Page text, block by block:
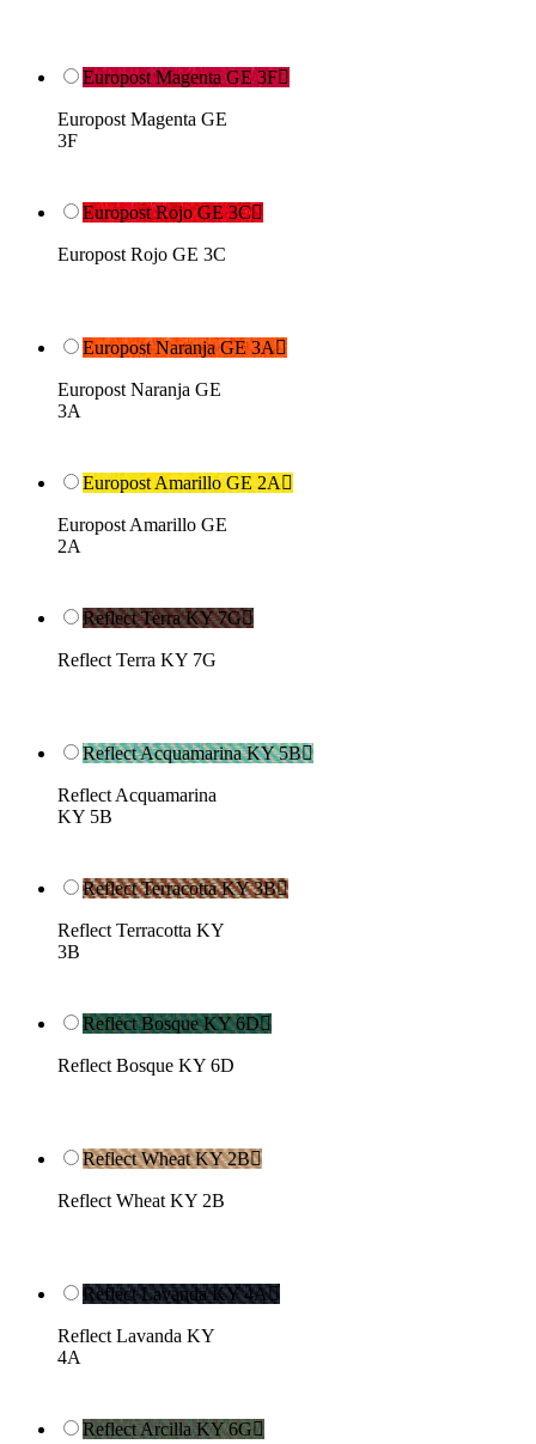
Europost Magenta GE 3F
Europost Magenta GE
3F
Europost Rojo GE 3C
Europost Rojo GE 3C
Europost Naranja GE 3A
Europost Naranja GE
3A
Europost Amarillo GE 2A
Europost Amarillo GE
2A
Reflect Terra KY 7G
Reflect Terra KY 7G
Reflect Acquamarina KY 5B
Reflect Acquamarina
KY 5B
Reflect Terracotta KY 3B
Reflect Terracotta KY
3B
Reflect Bosque KY 6D
Reflect Bosque KY 6D
Reflect Wheat KY 2B
Reflect Wheat KY 2B
Reflect Lavanda KY 4A
Reflect Lavanda KY
4A
Reflect Arcilla KY 6G